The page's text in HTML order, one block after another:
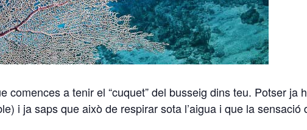
comences a tenir el “cuquet” del busseig dins teu. Potser ja
i ja saps que això de respirar sota l’aigua i que la sensació